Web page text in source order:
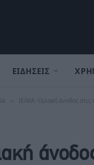
ΕΙΔΗΣΕΙΣ
ΙΕΛΚΑ: Οριακή άνοδος στις